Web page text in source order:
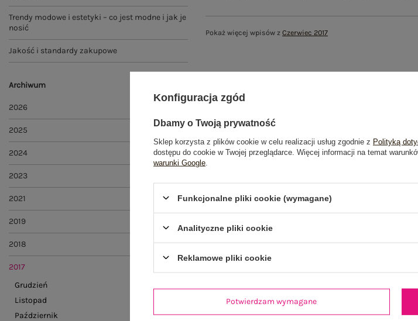
Trendy modowe i estetyki – co jest modne i jak je
nosić
Jakość i standardy zakupowe
Archiwum
2026
2025
2024
2023
2021
2019
2018
2017
Grudzień
Listopad
Październik
Pokaż więcej wpisów z Czerwiec 2017
Konfiguracja zgód
Dbamy o Twoją prywatność
Sklep korzysta z plików cookie w celu realizacji usług zgodnie z Polityką
dostępu do cookie w Twojej przeglądarce. Więcej informacji na temat
warunki Google
Funkcjonalne pliki cookie (wymagane)
Analityczne pliki cookie
Reklamowe pliki cookie
Potwierdzam wymagane